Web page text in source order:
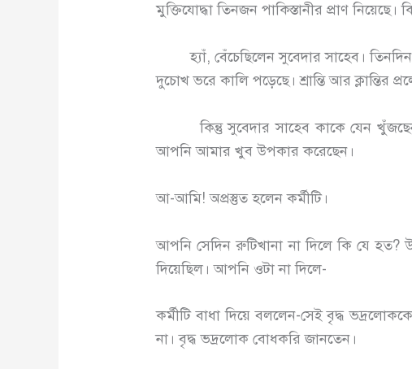
মুক্তিযোদ্ধা তিনজন পাকিস্তানীর প্রাণ
হ্যাঁ, বেঁচেছিলেন সুবেদার সাহেব।
দুচোখ ভরে কালি পড়েছে। শ্রান্তি আর ক্লান্তির
কিন্তু সুবেদার সাহেব কাকে যেন
আপনি আমার খুব উপকার করেছেন।
আ-আমি! অপ্রস্তুত হলেন কর্মীটি।
আপনি সেদিন রুটিখানা না দিলে কি যে
দিয়েছিল। আপনি ওটা না দিলে-
কর্মীটি বাধা দিয়ে বললেন-সেই বৃদ্ধ
না। বৃদ্ধ ভদ্রলোক বোধকরি জানতেন।